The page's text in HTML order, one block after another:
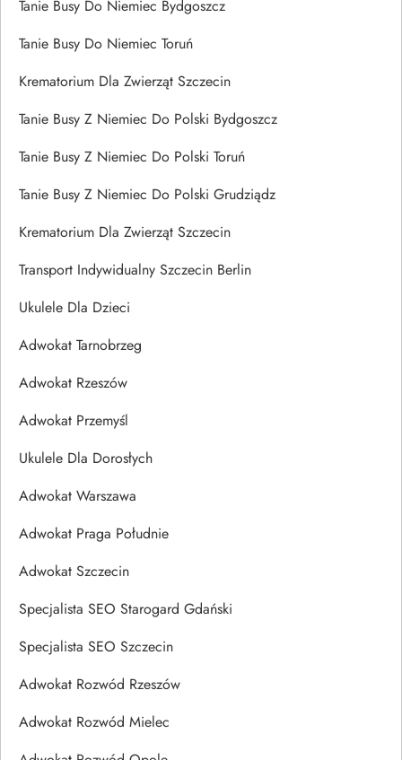
Tanie Busy Do Niemiec Bydgoszcz
Tanie Busy Do Niemiec Toruń
Krematorium Dla Zwierząt Szczecin
Tanie Busy Z Niemiec Do Polski Bydgoszcz
Tanie Busy Z Niemiec Do Polski Toruń
Tanie Busy Z Niemiec Do Polski Grudziądz
Krematorium Dla Zwierząt Szczecin
Transport Indywidualny Szczecin Berlin
Ukulele Dla Dzieci
Adwokat Tarnobrzeg
Adwokat Rzeszów
Adwokat Przemyśl
Ukulele Dla Dorosłych
Adwokat Warszawa
Adwokat Praga Południe
Adwokat Szczecin
Specjalista SEO Starogard Gdański
Specjalista SEO Szczecin
Adwokat Rozwód Rzeszów
Adwokat Rozwód Mielec